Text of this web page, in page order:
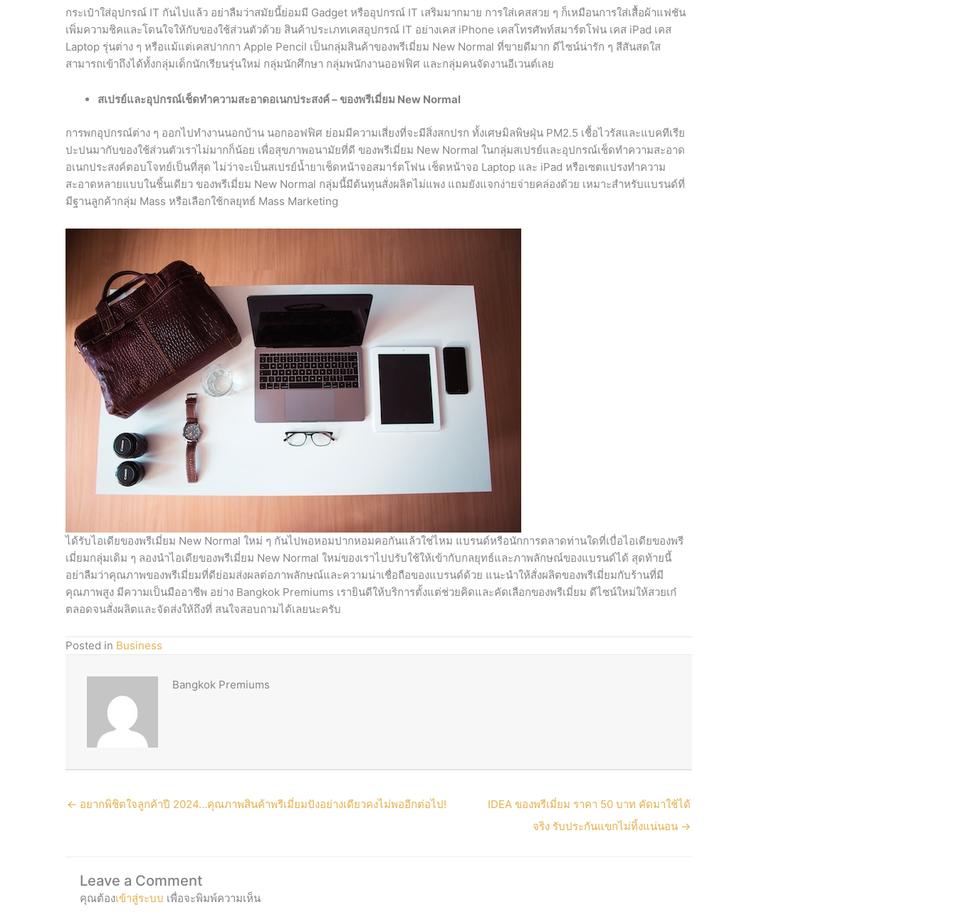
กระเป๋าใส่อุปกรณ์ IT กันไปแล้ว อย่าลืมว่าสมัยนี้ย่อมมี Gadget หรืออุปกรณ์ IT เสริมมากมาย การใส่เคสสวย ๆ ก็เหมือนการใส่เสื้อผ้าแฟชัน
เพิ่มความชิคและโดนใจให้กับของใช้ส่วนตัวด้วย สินค้าประเภทเคสอุปกรณ์ IT อย่างเคส iPhone เคสโทรศัพท์สมาร์ตโฟน เคส iPad เคส
Laptop รุ่นต่าง ๆ หรือแม้แต่เคสปากกา Apple Pencil เป็นกลุ่มสินค้าของพรีเมี่ยม New Normal ที่ขายดีมาก ดีไซน์น่ารัก ๆ สีสันสดใส
สามารถเข้าถึงได้ทั้งกลุ่มเด็กนักเรียนรุ่นใหม่ กลุ่มนักศึกษา กลุ่มพนักงานออฟฟิศ และกลุ่มคนจัดงานอีเวนต์เลย
สเปรย์และอุปกรณ์เช็ดทำความสะอาดอเนกประสงค์– ของพรีเมี่ยม New Normal
การพกอุปกรณ์ต่าง ๆ ออกไปทำงานนอกบ้าน นอกออฟฟิศ ย่อมมีความเสี่ยงที่จะมีสิ่งสกปรก ทั้งเศษมิลพิษฝุ่น PM2.5 เชื้อไวรัสและแบคทีเรีย
ปะปนมากับของใช้ส่วนตัวเราไม่มากก็น้อย เพื่อสุขภาพอนามัยที่ดี ของพรีเมี่ยม New Normal ในกลุ่มสเปรย์และอุปกรณ์เช็ดทำความสะอาด
อเนกประสงค์ตอบโจทย์เป็นที่สุด ไม่ว่าจะเป็นสเปรย์น้ำยาเช็ดหน้าจอสมาร์ตโฟน เช็ดหน้าจอ Laptop และ iPad หรือเซตแปรงทำความ
สะอาดหลายแบบในชิ้นเดียว ของพรีเมี่ยม New Normal กลุ่มนี้มีต้นทุนสั่งผลิตไม่แพง แถมยังแจกง่ายจ่ายคล่องด้วย เหมาะสำหรับแบรนด์ที่
มีฐานลูกค้ากลุ่ม Mass หรือเลือกใช้กลยุทธ์ Mass Marketing
ได้รับไอเดียของพรีเมี่ยม New Normal ใหม่ ๆ กันไปพอหอมปากหอมคอกันแล้วใช่ไหม แบรนด์หรือนักการตลาดท่านใดที่เบื่อไอเดียของพรี
เมี่ยมกลุ่มเดิม ๆ ลองนำไอเดียของพรีเมี่ยม New Normal ใหม่ของเราไปปรับใช้ให้เข้ากับกลยุทธ์และภาพลักษณ์ของแบรนด์ได้ สุดท้ายนี้
อย่าลืมว่าคุณภาพของพรีเมี่ยมที่ดีย่อมส่งผลต่อภาพลักษณ์และความน่าเชื่อถือของแบรนด์ด้วย แนะนำให้สั่งผลิตของพรีเมี่ยมกับร้านที่มี
คุณภาพสูง มีความเป็นมืออาชีพ อย่าง Bangkok Premiums เรายินดีให้บริการตั้งแต่ช่วยคิดและคัดเลือกของพรีเมี่ยม ดีไซน์ใหม่ให้สวยเก๋
ตลอดจนสั่งผลิตและจัดส่งให้ถึงที่ สนใจสอบถามได้เลยนะครับ
Posted in Business
Bangkok Premiums
← อยากพิชิตใจลูกค้าปี 2024…คุณภาพสินค้าพรีเมี่ยมปังอย่างเดียวคงไม่พออีกต่อไป!
IDEA ของพรีเมี่ยม ราคา 50 บาท คัดมาใช้ได้
จริง รับประกันแขกไม่ทิ้งแน่นอน →
Leave a Comment
คุณต้องเข้าสู่ระบบ เพื่อจะพิมพ์ความเห็น